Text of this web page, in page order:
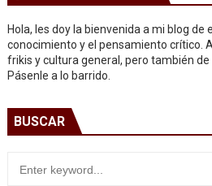
Hola, les doy la bienvenida a mi blog de
conocimiento y el pensamiento crítico.
frikis y cultura general, pero también de
Pásenle a lo barrido.
BUSCAR